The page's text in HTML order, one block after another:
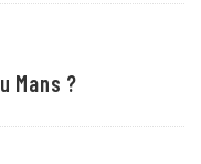
Mans ?